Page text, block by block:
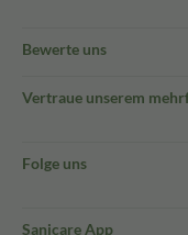
Bewerte uns
Vertraue unserem
Folge uns
Sanicare App